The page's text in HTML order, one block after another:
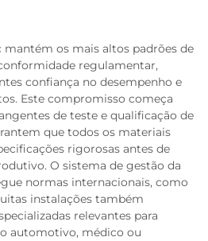
os mais altos padrões de
regulamentar,
confiança no desempenho e
Este compromisso começa
de teste e qualificação de
que todos os materiais
rigorosas antes de
O sistema de gestão da
normas internacionais, como
instalações também
relevantes para
automotivo, médico ou